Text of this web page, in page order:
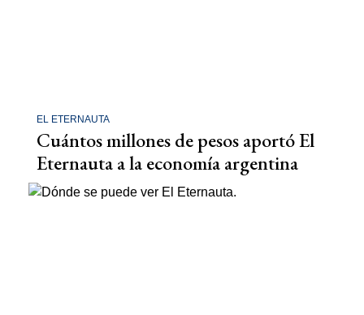
EL ETERNAUTA
Cuántos millones de pesos aportó El
Eternauta a la economía argentina